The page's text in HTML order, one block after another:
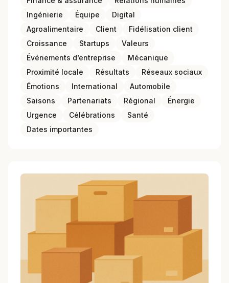
Ingénierie
Équipe
Digital
Agroalimentaire
Client
Fidélisation client
Croissance
Startups
Valeurs
Événements d’entreprise
Mécanique
Proximité locale
Résultats
Réseaux sociaux
Émotions
International
Automobile
Saisons
Partenariats Régional
Énergie
Urgence
Célébrations
Santé
Dates importantes